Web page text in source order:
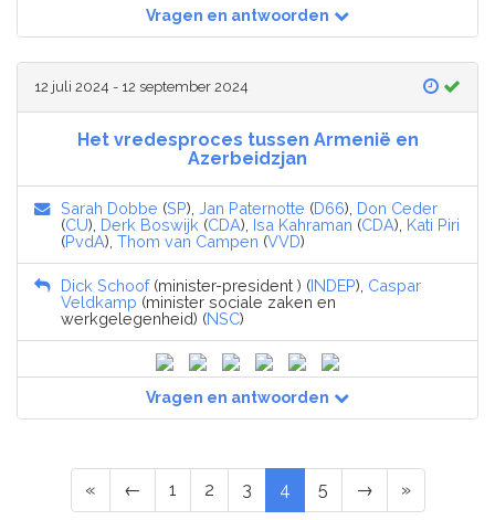
Vragen en antwoorden
12 juli 2024 - 12 september 2024
Het vredesproces tussen Armenië en
Azerbeidzjan
Sarah Dobbe (SP), Jan Paternotte (D66), Don Ceder
(CU), Derk Boswijk (CDA), Isa Kahraman (CDA), Kati Piri
(PvdA), Thom van Campen (VVD)
Dick Schoof(minister-president ) (INDEP), Caspar
Veldkamp (minister sociale zaken en
werkgelegenheid) (NSC)
Vragen en antwoorden
« ← 1 2 3 4 5 → »